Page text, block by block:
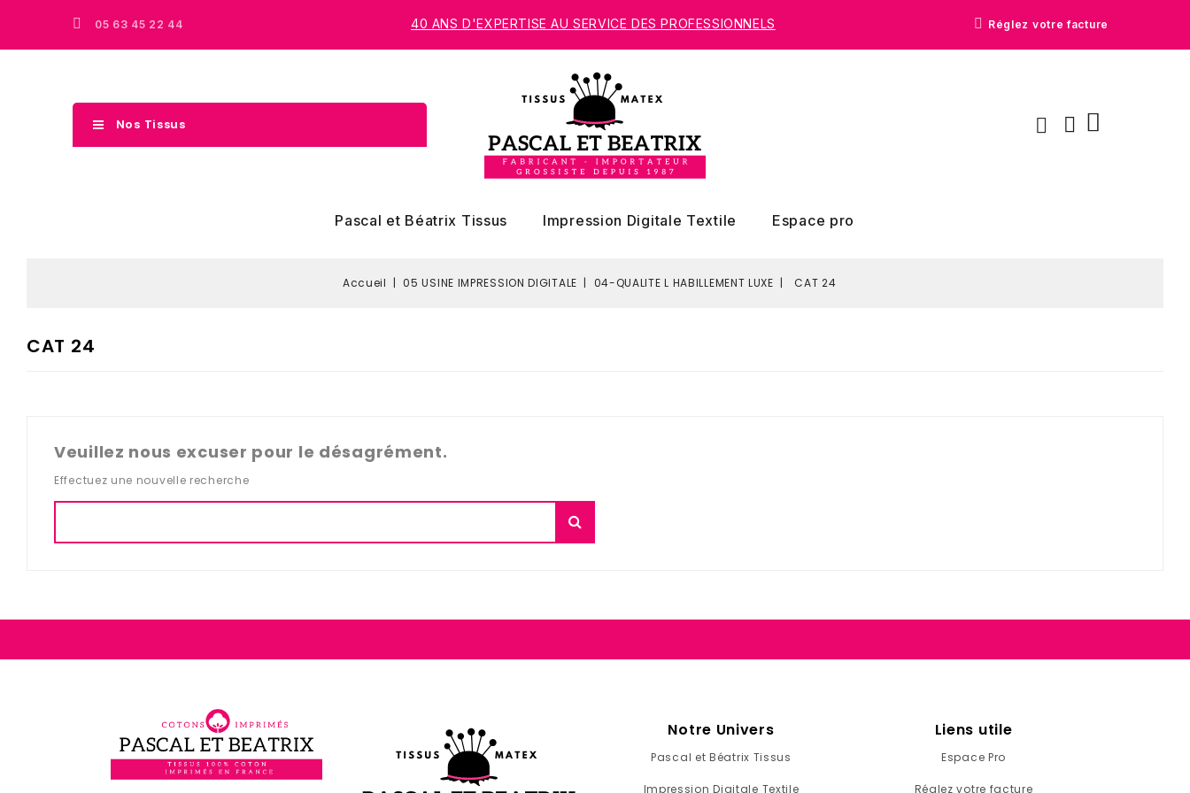
05 63 45 22 44 40 ANS D'EXPERTISE AU SERVICE DES PROFESSIONNELS Réglez votre facture
Nos Tissus
Pascal et Béatrix Tissus Impression Digitale Textile Espace pro
Accueil 05 USINE IMPRESSION DIGITALE 04-QUALITE L HABILLEMENT LUXE CAT 24
CAT 24
Veuillez nous excuser pour le désagrément.
Effectuez une nouvelle recherche
Notre Univers
Pascal et Béatrix Tissus
Impression Digitale Textile
Liens utile
Espace Pro
Réglez votre facture